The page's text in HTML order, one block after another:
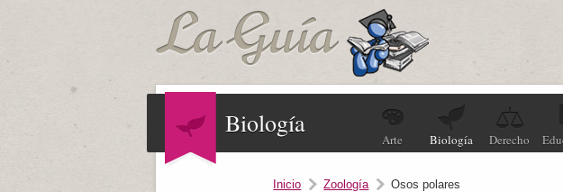
Biología
Arte Biología Derecho
Inicio Zoología Osos polares